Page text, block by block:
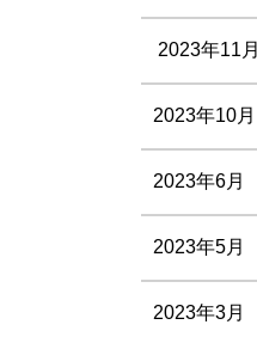
2023年11月
2023年10月
2023年6月
2023年5月
2023年3月